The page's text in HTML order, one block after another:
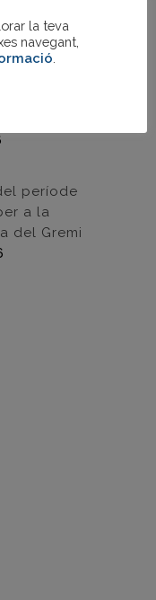
període
a la
del Gremi
la teva
navegant,